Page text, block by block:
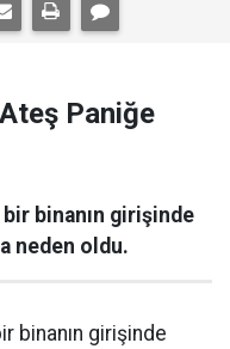
Paniğe
bir binanın girişinde
neden oldu.
binanın girişinde